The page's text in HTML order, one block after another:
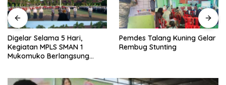
Digelar Selama 5 Hari,
Kegiatan MPLS SMAN 1
Mukomuko Berlangsung
Pemdes Talang Kuning Gelar
Rembug Stunting